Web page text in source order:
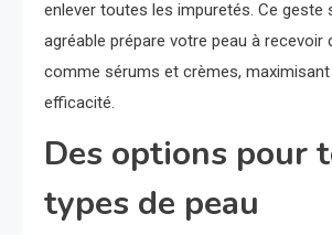
enlever toutes les impuretés. Ce geste
agréable prépare votre peau à recevoir
comme sérums et crèmes, maximisant
efficacité.
Des options pour
types de peau